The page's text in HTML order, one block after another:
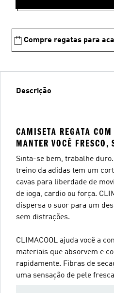
Compre regatas para
Descrição
CAMISETA REGATA
MANTER VOCÊ FRESCO,
Sinta-se bem, trabalhe
treino da adidas tem um
cavas para liberdade de
de ioga, cardio ou força.
dispersa o suor para um
sem distrações.
CLIMACOOL ajuda você a
materiais que absorvem e
rapidamente. Fibras de
uma sensação de pele